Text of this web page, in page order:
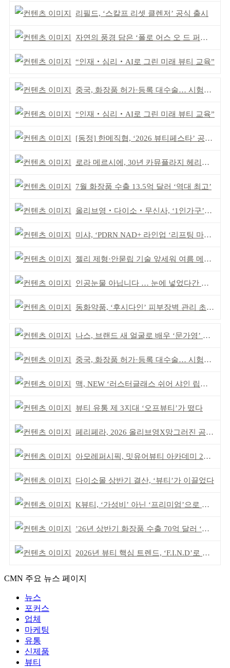
리필드, ‘스칼프 리셋 클렌저’ 공식 출시
자연의 풍경 담은 ‘폴로 어스 오 드 퍼퓸’ 4종 출시
“인재‧심리‧AI로 그린 미래 뷰티 교육”
중국, 화장품 허가·등록 대수술… 시험자료 공용 허용
“인재‧심리‧AI로 그린 미래 뷰티 교육”
[동정] 한메직협, ‘2026 뷰티페스타’ 공동 주최
로라 메르시에, 30년 카뮤플라지 헤리티지 담아
7월 화장품 수출 13.5억 달러 ‘역대 최고’
올리브영‧다이소‧무신사, ‘1인가구’가 이끈다
미샤, ‘PDRN NAD+ 라인업 ‘리프팅 마스크’ 출시
젤리 제형·안묻립 기술 앞세워 여름 메이크업 시장 공략
인공눈물 아닙니다 … 눈에 넣었다간 각막 손상
동화약품, ‘후시다인’ 피부장벽 관리 초점 ‘리브랜딩’
나스, 브랜드 새 얼굴로 배우 ‘문가영’ 발탁
중국, 화장품 허가·등록 대수술… 시험자료 공용 허용
맥, NEW ‘러스터글래스 쉬어 샤인 립스틱’ 출시
뷰티 유통 제 3지대 ‘오프뷰티’가 떴다
페리페라, 2026 올리브영X망그러진 곰 콜라보
아모레퍼시픽, 밋유어뷰티 아카데미 2기 발대식
다이소몰 상반기 결산, ‘뷰티’가 이끌었다
K뷰티, ‘가성비’ 아닌 ‘프리미엄’으로 승부걸어야
’26년 상반기 화장품 수출 70억 달러 ‘역대 최고’
2026년 뷰티 핵심 트렌드, ‘F.I.N.D’로 읽는다
CMN 주요 뉴스 페이지
뉴스
포커스
업체
마케팅
유통
신제품
뷰티